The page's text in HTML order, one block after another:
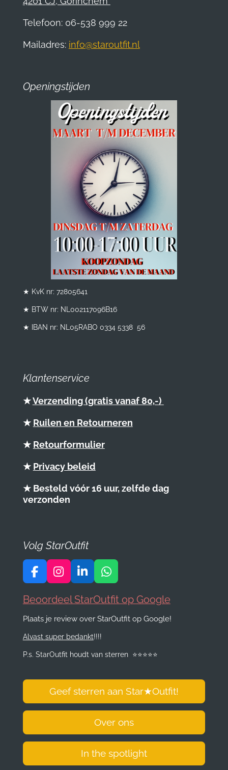
Telefoon: 06-538 999 22
Mailadres: info@staroutfit.nl
Openingstijden
★ KvK nr: 72805641
★ BTW nr: NL002117096B16
★ IBAN nr: NL05RABO 0334 5338 56
Klantenservice
★Verzending (gratis vanaf 80,-)
★ Ruilen en Retourneren
★ Retourformulier
★ Privacy beleid
★ Besteld vóór 16 uur, zelfde dag
verzonden
Volg StarOutfit
F
c
b
o
k
I
s
a
r
a
L
n
e
I
n
W
a
s
p
Beoordeel StarOutfit op Google
Plaats je review over StarOutfit op Google!
Alvast super bedankt!!!!
P.s. StarOutfit houdt van sterren ⭐️⭐️⭐️⭐️⭐️
Geef sterren aan Star★Outfit!
Over ons
In the spotlight